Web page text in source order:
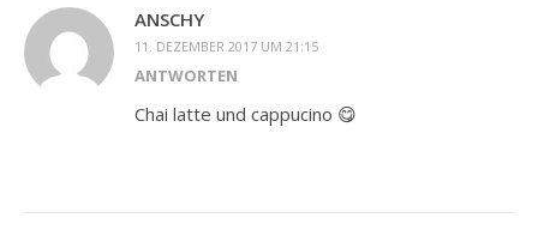
ANSCHY
11. DEZEMBER 2017 UM 21:15
ANTWORTEN
Chai latte und cappucino 😋